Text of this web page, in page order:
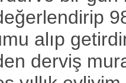
alıp
derviş